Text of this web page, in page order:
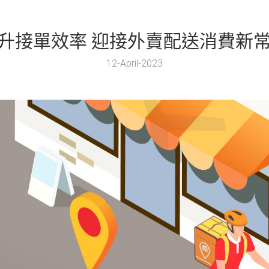
接單效率 迎接外賣配送消費新
12-April-2023